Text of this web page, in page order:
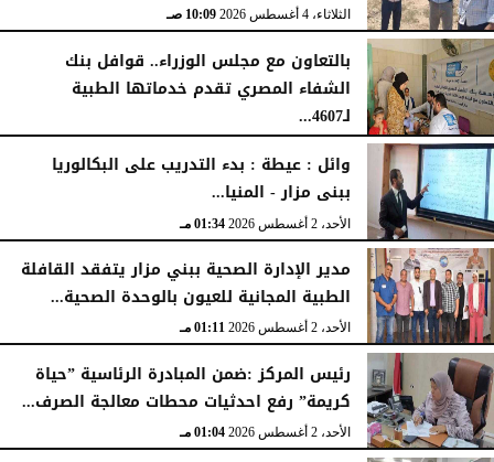
الثلاثاء، 4 أغسطس 2026 03:00 مـ
الثلاثاء، 4 أغسطس 2026 10:09 صـ
بالتعاون مع مجلس الوزراء.. قوافل بنك
الشفاء المصري تقدم خدماتها الطبية
لـ4607...
الإثنين، 3 أغسطس 2026
وائل : عيطة : بدء التدريب على البكالوريا
ببنى مزار - المنيا...
الأحد، 2 أغسطس 2026 01:34 مـ
مدير الإدارة الصحية ببني مزار يتفقد القافلة
الطبية المجانية للعيون بالوحدة الصحية...
الأحد، 2 أغسطس 2026 01:11 مـ
رئيس المركز :ضمن المبادرة الرئاسية ”حياة
كريمة” رفع احدثيات محطات معالجة الصرف...
الأحد، 2 أغسطس 2026 01:04 مـ